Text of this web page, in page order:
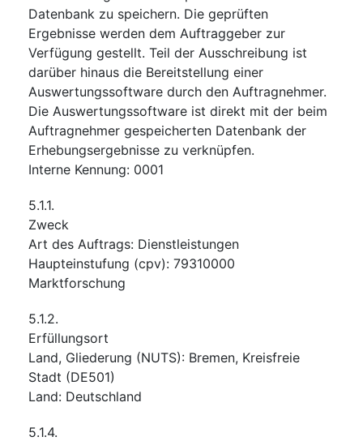
Datenbank zu speichern. Die geprüften
Ergebnisse werden dem Auftraggeber zur
Verfügung gestellt. Teil der Ausschreibung ist
darüber hinaus die Bereitstellung einer
Auswertungssoftware durch den Auftragnehmer.
Die Auswertungssoftware ist direkt mit der beim
Auftragnehmer gespeicherten Datenbank der
Erhebungsergebnisse zu verknüpfen.
Interne Kennung: 0001
5.1.1.
Zweck
Art des Auftrags: Dienstleistungen
Haupteinstufung (cpv): 79310000
Marktforschung
5.1.2.
Erfüllungsort
Land, Gliederung (NUTS): Bremen, Kreisfreie
Stadt (DE501)
Land: Deutschland
5.1.4.